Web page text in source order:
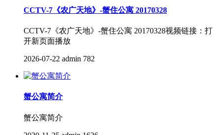
CCTV-7《农广天地》-蟹住公寓 20170328
CCTV-7《农广天地》-蟹住公寓 20170328视频链接：打
开新页面播放
2026-07-22 admin 782
蟹公寓简介
蟹公寓简介